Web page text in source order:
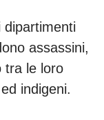
dipartimenti
assassini,
tra le loro
indigeni.